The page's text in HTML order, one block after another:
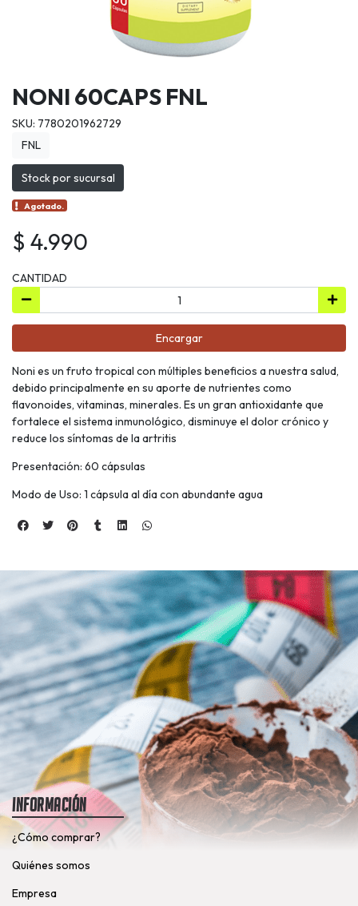
NONI 60CAPS FNL
SKU: 7780201962729
FNL
Stock por sucursal
Agotado.
$ 4.990
CANTIDAD
Encargar
Noni es un fruto tropical con múltiples beneficios a nuestra salud,
debido principalmente en su aporte de nutrientes como
flavonoides, vitaminas, minerales. Es un gran antioxidante que
fortalece el sistema inmunológico, disminuye el dolor crónico y
reduce los síntomas de la artritis
Presentación: 60 cápsulas
Modo de Uso: 1 cápsula al día con abundante agua
Información
¿Cómo comprar?
Quiénes somos
Empresa